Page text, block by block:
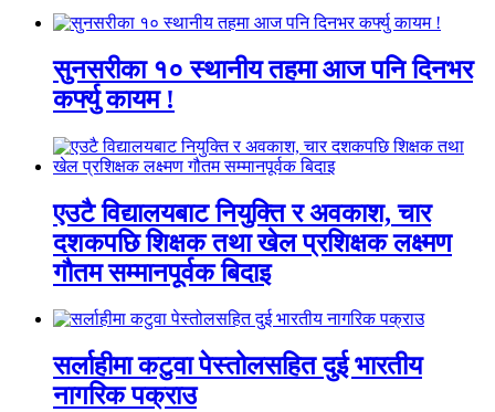
सुनसरीका १० स्थानीय तहमा आज पनि दिनभर
कर्फ्यु कायम !
एउटै विद्यालयबाट नियुक्ति र अवकाश, चार
दशकपछि शिक्षक तथा खेल प्रशिक्षक लक्ष्मण
गौतम सम्मानपूर्वक बिदाइ
सर्लाहीमा कटुवा पेस्तोलसहित दुई भारतीय
नागरिक पक्राउ